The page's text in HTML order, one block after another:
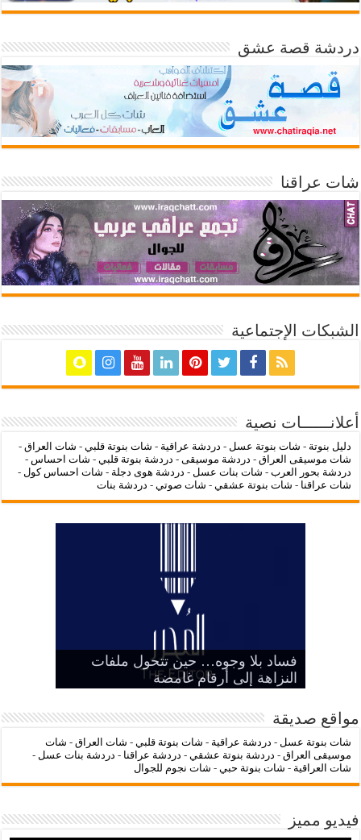
دردشة قصة عشق
شات عراقنا
الشبكات الإجتماعية
أعلانــــــات نصية
دليل بنوتة - شات بنوتة عسل - دردشة عراقية - شات بنوتة قلبي- شات العراق -
شات موسيقى العراق- دردشة موسيقى- دردشة بنوتة قلبي- شات احساس -
دردشة بحور العرب- شات بنات عسل - دردشة هوى دجلة - شات احساس كول -
شات عراقنا - شات بنوتة عشقي- شات صوتي- دردشة بنات
فساد بلا وجوه… حين تتحول ملفات
النزاهة إلى أرقام غامضة
بين الرمز السياسي وخطر التنازل عن
هيبة الدولة
شات عراقنا
شات بنوتة عسل
‌‌‌LC Waikiki: عنوان التسوق عبر
الإنترنت لشراء الملابس الأنيقة
مواقع صديقة
شات بنوتة عسل - دردشة عراقية - شات بنوتة قلبي- شات العراق - شات
موسيقى العراق- دردشة بنوتة عشقي- دردشة عراقنا - دردشة بنات عسل -
شات العراقية - شات بنوتة حبي- شات نجوم للجوال
فيديو مميز